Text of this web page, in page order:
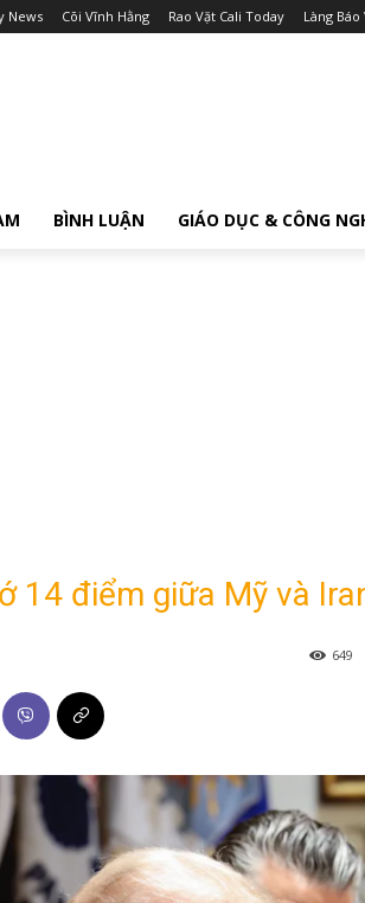
News Cõi Vĩnh Hằng Rao Vặt Cali Today Làng Báo
BÌNH LUẬN GIÁO DỤC & CÔNG
14 điểm giữa Mỹ và
649